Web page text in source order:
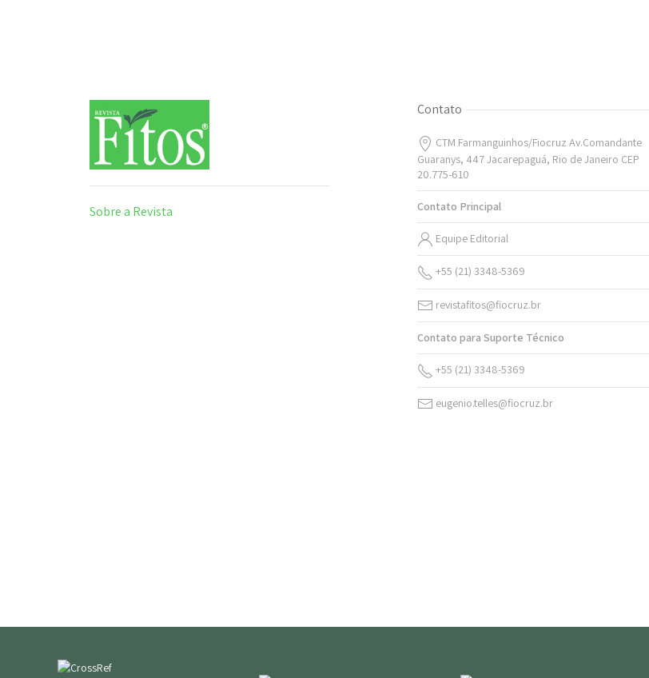
Sobre a Revista
Contato
CTM Farmanguinhos/Fiocruz Av.Comandante
Guaranys, 447 Jacarepaguá, Rio de Janeiro CEP
20.775-610
Contato Principal
Equipe Editorial
+55 (21) 3348-5369
revistafitos@fiocruz.br
Contato para Suporte Técnico
+55 (21) 3348-5369
eugenio.telles@fiocruz.br